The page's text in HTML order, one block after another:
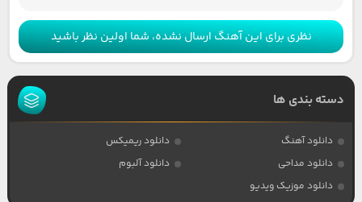
نظری برای این آهنگ ارسال نشده، شما اولین نظر باشید
دسته بندی ها
دانلود آهنگ
دانلود ریمیکس
دانلود مداحی
دانلود آلبوم
دانلود موزیک ویدیو